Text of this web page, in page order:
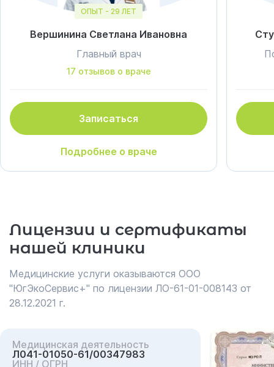
ОПЫТ - 29 ЛЕТ
Вершинина Светлана Ивановна
Главный врач
17 отзывов о враче
Записаться
Подробнее о враче
Лицензии и сертификаты
нашей клиники
Медицинские услуги оказываются ООО
"ЮгЭкоСервис+" по лицензии ЛО-61-01-008143 от
28.12.2021 г.
Медицинская деятельность
Л041-01050-61/00347983
ИНН / ОГРН